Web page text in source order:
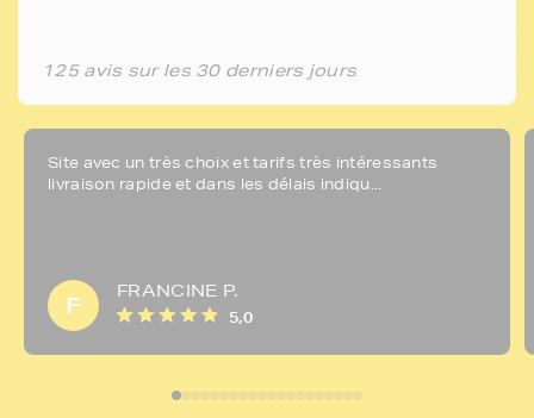
125 avis sur les 30 derniers jours
Site avec un très choix et tarifs très intéressants
livraison rapide et dans les délais indiqu...
F
FRANCINE P.
5,0